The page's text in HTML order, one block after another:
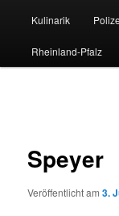
Kulinarik
Rheinland-Pfalz
Speyer
Veröffentlicht am3.